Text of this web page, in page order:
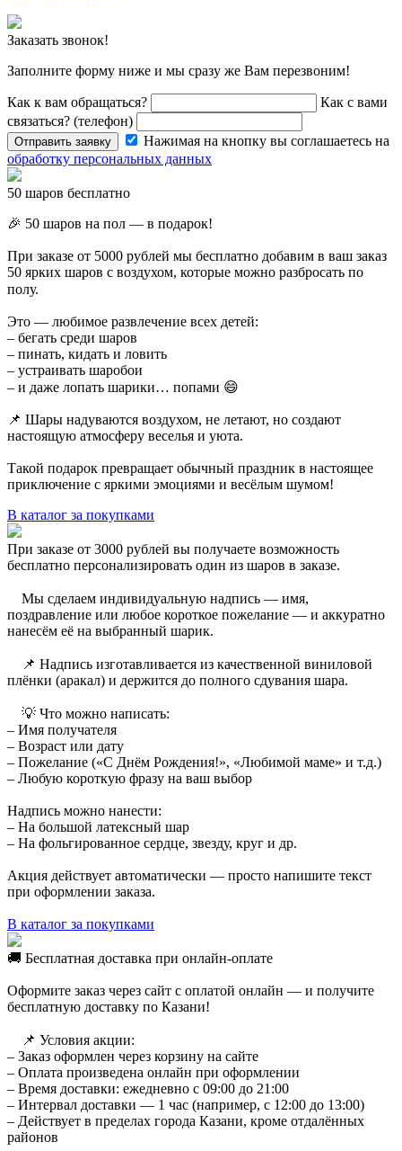
Заказать звонок!
Заполните форму ниже и мы сразу же Вам перезвоним!
Как к вам обращаться?
Как с вами
связаться? (телефон)
Отправить заявку
Нажимая на кнопку вы соглашаетесь на
обработку персональных данных
50 шаров бесплатно
🎉 50 шаров на пол — в подарок!
При заказе от 5000 рублей мы бесплатно добавим в ваш заказ
50 ярких шаров с воздухом, которые можно разбросать по
полу. ⠀
Это — любимое развлечение всех детей:
– бегать среди шаров
– пинать, кидать и ловить
– устраивать шаробои
– и даже лопать шарики… попами 😄
📌 Шары надуваются воздухом, не летают, но создают
настоящую атмосферу веселья и уюта.
Такой подарок превращает обычный праздник в настоящее
приключение с яркими эмоциями и весёлым шумом!
В каталог за покупками
При заказе от 3000 рублей вы получаете возможность
бесплатно персонализировать один из шаров в заказе.
⠀ Мы сделаем индивидуальную надпись — имя,
поздравление или любое короткое пожелание — и аккуратно
нанесём её на выбранный шарик.
⠀ 📌 Надпись изготавливается из качественной виниловой
плёнки (аракал) и держится до полного сдувания шара.
⠀ 💡 Что можно написать:
– Имя получателя
– Возраст или дату
– Пожелание («С Днём Рождения!», «Любимой маме» и т.д.)
– Любую короткую фразу на ваш выбор
Надпись можно нанести:
– На большой латексный шар
– На фольгированное сердце, звезду, круг и др.
Акция действует автоматически — просто напишите текст
при оформлении заказа.
В каталог за покупками
🚚 Бесплатная доставка при онлайн-оплате
Оформите заказ через сайт с оплатой онлайн — и получите
бесплатную доставку по Казани!
⠀ 📌 Условия акции:
– Заказ оформлен через корзину на сайте
– Оплата произведена онлайн при оформлении
– Время доставки: ежедневно с 09:00 до 21:00
– Интервал доставки — 1 час (например, с 12:00 до 13:00)
– Действует в пределах города Казани, кроме отдалённых
районов